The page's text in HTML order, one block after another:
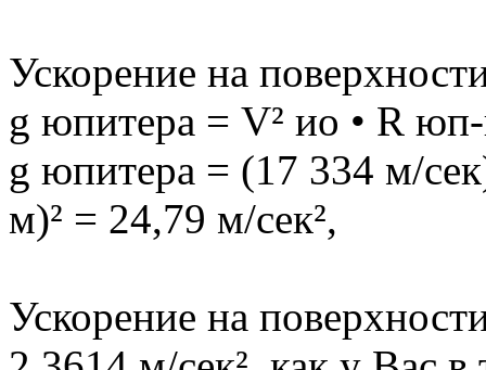
Ускорение на
g юпитера = V² ио • R
g юпитера = (17 334 м/
м)² = 24,79 м/сек²,
Ускорение на